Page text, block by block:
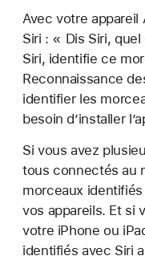
Avec votre appareil
Siri : « Dis Siri,
Siri, identifie ce
Reconnaissance
identifier les
besoin d’installer
Si vous avez
tous connectés au
morceaux
vos appareils. Et si
votre iPhone ou
identifiés avec Siri